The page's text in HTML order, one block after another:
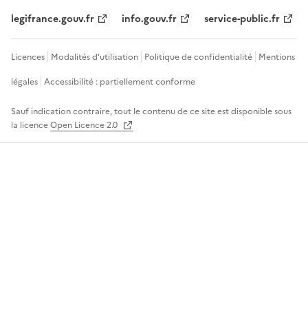
legifrance.gouv.fr info.gouv.fr service-public.fr
Licences Modalités d'utilisation Politique de confidentialité Mentions
légales Accessibilité : partiellement conforme
Sauf indication contraire, tout le contenu de ce site est disponible sous
la licenceOpen Licence 2.0